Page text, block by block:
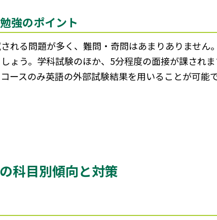
強のポイント
れる問題が多く、難問・奇問はあまりありません
ょう。学科試験のほか、5分程度の面接が課され
ースのみ英語の外部試験結果を用いることが可能
科目別傾向と対策